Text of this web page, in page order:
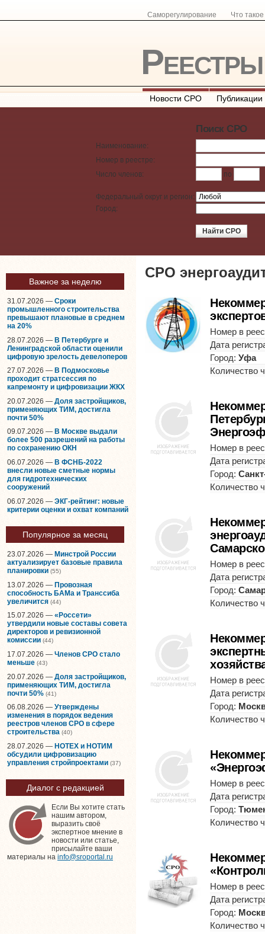
Саморегулирование Что
Новости СРО Публикации
Поиск СРО
Наименование:
Номер в реестре:
Число членов:
по
Федеральный округ и регион:
Город:
Важное за неделю
31.07.2026 — Сроки
промышленного строительства
превышают плановые в среднем
на 20%
28.07.2026 — В Петербурге и
Ленинградской области оценили
цифровую зрелость девелоперов
27.07.2026 — В Подмосковье
проходит стратсессия по
капремонту и цифровизации ЖКХ
20.07.2026 — Доля застройщиков,
применяющих ТИМ, достигла
почти 50%
09.07.2026 — В Москве выдали
более 500 разрешений на работы
по сохранению ОКН
06.07.2026 — В ФСНБ-2022
внесли новые сметные нормы
для гидротехнических
сооружений
06.07.2026 — ЭКГ-рейтинг: новые
критерии оценки и охват компаний
Популярное за месяц
23.07.2026 — Минстрой России
актуализирует базовые правила
планировки (55)
13.07.2026 — Провозная
способность БАМа и Транссиба
увеличится (44)
15.07.2026 — «Россети»
утвердили новые составы совета
директоров и ревизионной
комиссии (44)
17.07.2026 — Членов СРО стало
меньше (43)
20.07.2026 — Доля застройщиков,
применяющих ТИМ, достигла
почти 50% (41)
06.08.2026 — Утверждены
изменения в порядок ведения
реестров членов СРО в сфере
строительства (40)
28.07.2026 — НОТЕХ и НОТИМ
обсудили цифровизацию
управления стройпроектами (37)
Диалог с редакцией
Если Вы хотите стать
нашим автором,
выразить своё
экспертное мнение в
новости или статье,
присылайте ваши
материалы на info@sroportal.ru
СРО
Номер в
Дата
Город: Уфа
Количество
Номер в
Дата
Город:
Количество
Номер в
Дата
Город:
Количество
Номер в
Дата
Город:
Количество
Номер в
Дата
Город:
Количество
Номер в
Дата
Город:
Количество